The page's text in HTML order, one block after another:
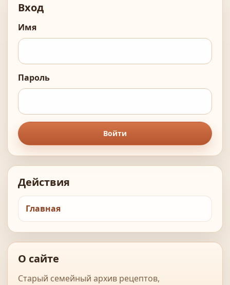
Вход
Имя
Пароль
Войти
Действия
Главная
О сайте
Старый семейный архив рецептов,